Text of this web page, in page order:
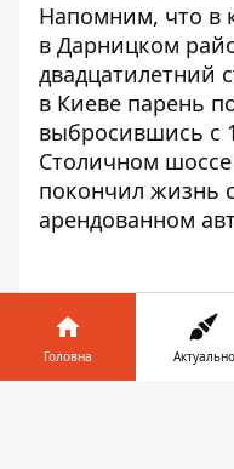
Напомним, что в
в Дарницком
двадцатилетний
в Киеве парень
выбросившись с
Столичном
покончил жизнь
арендованном
Головна Актуально